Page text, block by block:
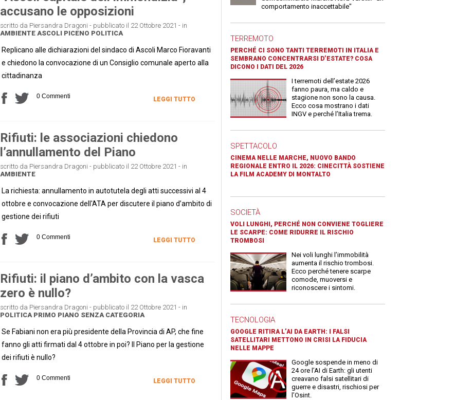
accusano le opposizioni
scritto da Piersandra Dragoni - pubblicato il 22 Ottobre 2021 - in
AMBIENTE ASCOLI PICENO POLITICA
Replicano alle dichiarazioni del sindaco di Ascoli Marco Fioravanti
e chiedono la convocazione di un Consiglio comunale aperto alla
cittadinanza
0 Commenti LEGGI TUTTO
Rifiuti: le associazioni chiedono
l’annullamento del Piano
scritto da Piersandra Dragoni - pubblicato il 22 Ottobre 2021 - in
AMBIENTE
La richiesta: annullamento in autotutela degli atti successivi al 4
ottobre e convocazione dell'ATA per discutere il piano d’ambito di
gestione dei rifiuti
0 Commenti LEGGI TUTTO
Rifiuti: il piano d’ambito con la vasca
zero è nullo?
scritto da Piersandra Dragoni - pubblicato il 22 Ottobre 2021 - in
POLITICA PRIMO PIANO SENZA CATEGORIA
Se Fabiani non era più presidente della Provincia di AP, che fine
fanno gli atti firmati dal 4 ottobre in poi? Il Piano per la gestione
dei rifiuti è nullo?
0 Commenti LEGGI TUTTO
comportamento inaccettabile"
TERREMOTO
PERCHÉ CI SONO TANTI TERREMOTI IN ITALIA E
SEMBRANO CONCENTRARSI D’ESTATE? COSA
DICONO I DATI DEL 2026
I terremoti dell’estate 2026
fanno paura, ma caldo e
stagione non sono la causa.
Ecco cosa mostrano i dati
INGV e perché l’Italia trema.
SPETTACOLO
CINEMA NELLE MARCHE, NUOVO BANDO
REGIONALE ENTRO IL 2026: CINECITTÀ SOSTIENE
LA FILM ACADEMY DI MONTALTO
SOCIETÀ
VOLI LUNGHI, PERCHÉ NON CONVIENE TOGLIERE
LE SCARPE: COME RIDURRE IL RISCHIO
TROMBOSI
Nei voli lunghi l’immobilità
aumenta il rischio trombosi.
Ecco perché tenere scarpe
comode, muoversi e
riconoscere i sintomi.
TECNOLOGIA
GOOGLE RITIRA L’AI DA EARTH: I FALSI
SATELLITARI METTONO IN CRISI LA FIDUCIA
NELLE MAPPE
Google sospende in meno di
24 ore l’AI di Earth: gli utenti
creavano falsi satellitari di
guerre e disastri, rischiosi per
l’Osint.